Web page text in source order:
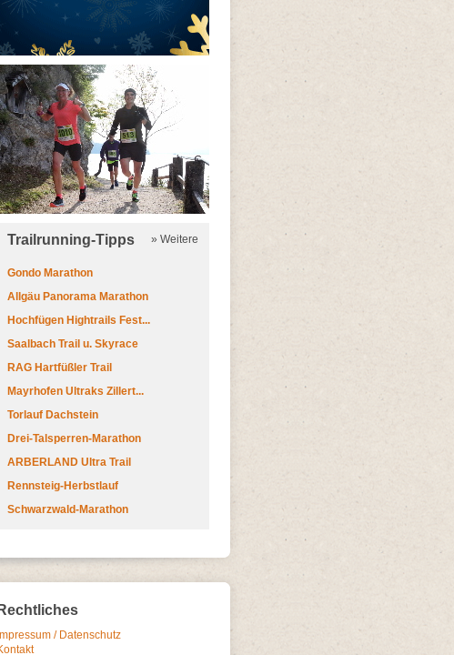
Trailrunning-Tipps » Weitere
Gondo Marathon
Allgäu Panorama Marathon
Hochfügen Hightrails Fest...
Saalbach Trail u. Skyrace
RAG Hartfüßler Trail
Mayrhofen Ultraks Zillert...
Torlauf Dachstein
Drei-Talsperren-Marathon
ARBERLAND Ultra Trail
Rennsteig-Herbstlauf
Schwarzwald-Marathon
Rechtliches
Impressum / Datenschutz